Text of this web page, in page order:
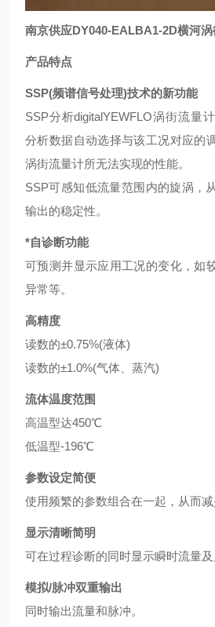
南京供应DY040-EALBA1-2D横河
产品特点
SSP(频谱信号处理)技术的新功能
SSP分析digitalYEWFLO涡街流量
分析数据自动选择与该工况对应的
涡街流量计所无法实现的性能。
SSP可感知低流量范围内的旋涡，
输出的稳定性。
*自诊断功能
可预测并显示应用工况的变化，如
异常等。
高精度
读数的±0.75%(液体)
读数的±1.0%(气体、蒸汽)
流体温度范围
高温型达450℃
低温型-196℃
参数设定简便
使用频繁的参数组合在一起，从而减
显示清晰简明
可在过程诊断的同时显示瞬时流量及
模拟/脉冲双重输出
同时输出流量和脉冲。